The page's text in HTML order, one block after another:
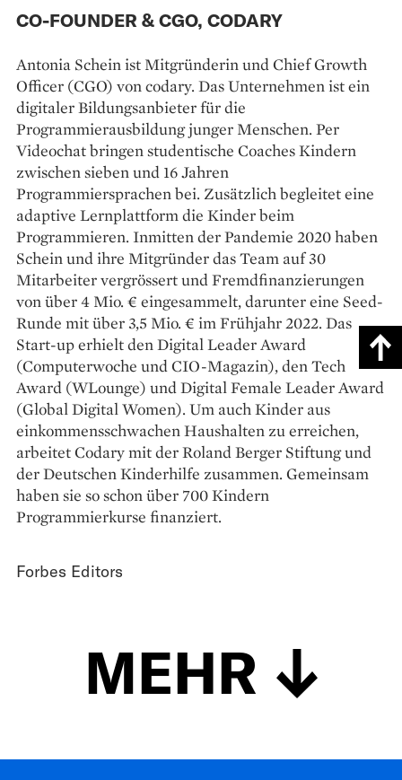
CO-FOUNDER & CGO, CODARY
Antonia Schein ist Mitgründerin und Chief Growth
Officer (CGO) von codary. Das Unternehmen ist ein
digitaler Bildungsanbieter für die
Programmierausbildung junger Menschen. Per
Videochat bringen studentische Coaches Kindern
zwischen sieben und 16 Jahren
Programmiersprachen bei. Zusätzlich begleitet eine
adaptive Lernplattform die Kinder beim
Programmieren. Inmitten der Pandemie 2020 haben
Schein und ihre Mitgründer das Team auf 30
Mitarbeiter vergrössert und Fremdfinanzierungen
von über 4 Mio. € eingesammelt, darunter eine Seed-
Runde mit über 3,5 Mio. € im Frühjahr 2022. Das
Start-up erhielt den Digital Leader Award
(Computerwoche und CIO-Magazin), den Tech
Award (WLounge) und Digital Female Leader Award
(Global Digital Women). Um auch Kinder aus
einkommensschwachen Haushalten zu erreichen,
arbeitet Codary mit der Roland Berger Stiftung und
der Deutschen Kinderhilfe zusammen. Gemeinsam
haben sie so schon über 700 Kindern
Programmierkurse finanziert.
Forbes Editors
MEHR